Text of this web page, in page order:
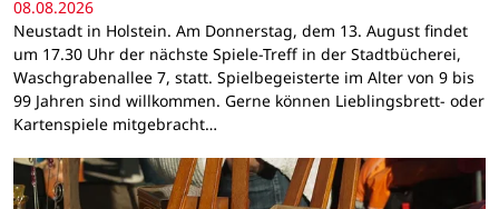
08.08.2026
Neustadt in Holstein. Am Donnerstag, dem 13. August findet
um 17.30 Uhr der nächste Spiele-Treff in der Stadtbücherei,
Waschgrabenallee 7, statt. Spielbegeisterte im Alter von 9 bis
99 Jahren sind willkommen. Gerne können Lieblingsbrett- oder
Kartenspiele mitgebracht…